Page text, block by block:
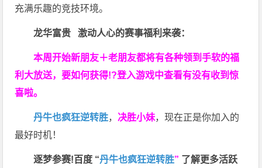
充满乐趣的竞技环境。
龙华富贵 激动人心的赛事福利来袭：
本周开始新朋友＋老朋友都将有各种领到手软的福
利大放送，要如何获得!?登入游戏中查看有没有收到惊
喜啦。
丹牛也疯狂逆转胜， 决胜小妹，现在正是你加入的
最好时机！
逐梦参赛!百度 “丹牛也疯狂逆转胜” 了解更多活跃